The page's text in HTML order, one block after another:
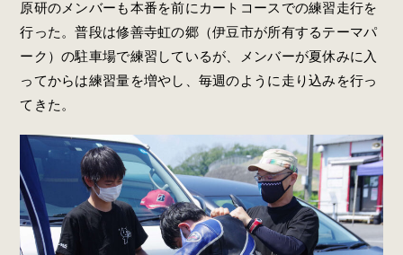
原研のメンバーも本番を前にカートコースでの練習走行を
行った。普段は修善寺虹の郷（伊豆市が所有するテーマパ
ーク）の駐車場で練習しているが、メンバーが夏休みに入
ってからは練習量を増やし、毎週のように走り込みを行っ
てきた。